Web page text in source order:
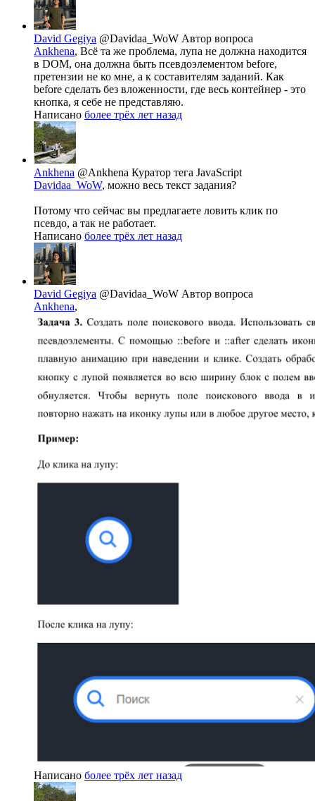
David Gegiya @Davidaa_WoW Автор вопроса
Ankhena, Всё та же проблема, лупа не должна находится
в DOM, она должна быть псевдоэлементом before,
претензии не ко мне, а к составителям заданий. Как
before сделать без вложенности, где весь контейнер - это
кнопка, я себе не представляю.
Написано более трёх лет назад
Ankhena @Ankhena Куратор тега JavaScript
Davidaa_WoW, можно весь текст задания?
Потому что сейчас вы предлагаете ловить клик по
псевдо, а так не работает.
Написано более трёх лет назад
David Gegiya @Davidaa_WoW Автор вопроса
Ankhena,
Написано более трёх лет назад